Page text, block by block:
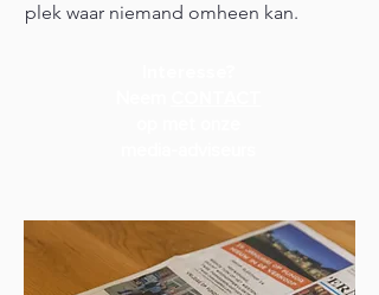
plek waar niemand omheen kan.